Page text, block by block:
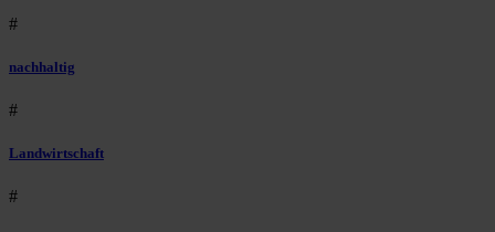
#
nachhaltig
#
Landwirtschaft
#